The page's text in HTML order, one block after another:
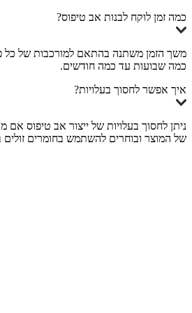
כמה זמן לוקח לבנות אב טיפוס?
משך הזמן משתנה בהתאם למורכבות של כל
כמה שבועות עד כמה חודשים.
איך אפשר לחסוך בעלויות?
ניתן לחסוך בעלויות של ייצור אב טיפוס אם
של המוצר ובוחרים להשתמש בחומרים